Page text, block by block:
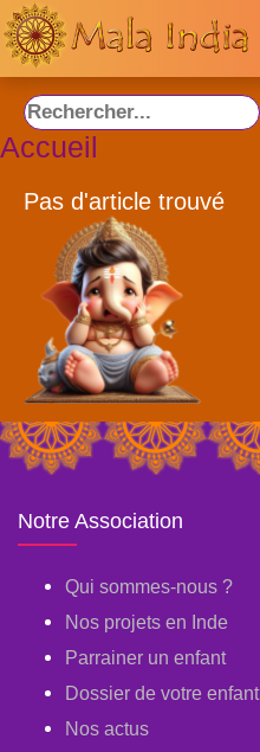
Accueil
Pas d'article trouvé
Notre Association
Qui sommes-nous ?
Nos projets en Inde
Parrainer un enfant
Dossier de votre enfant
Nos actus